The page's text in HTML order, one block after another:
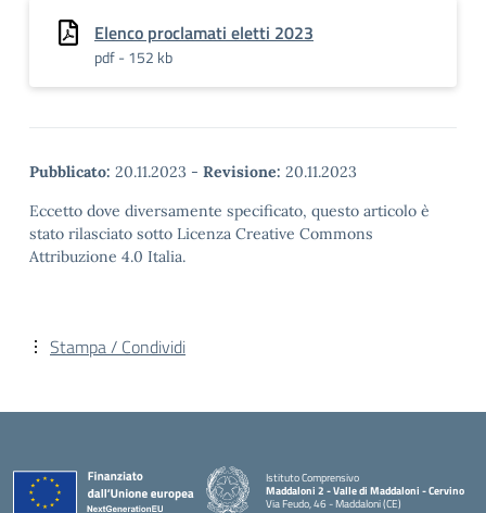
Elenco proclamati eletti 2023
pdf - 152 kb
Pubblicato: 20.11.2023 - Revisione: 20.11.2023
Eccetto dove diversamente specificato, questo articolo è
stato rilasciato sotto Licenza Creative Commons
Attribuzione 4.0 Italia.
Stampa / Condividi
Istituto Comprensivo
Maddaloni 2 - Valle di Maddaloni - Cervino
Via Feudo, 46 - Maddaloni (CE)